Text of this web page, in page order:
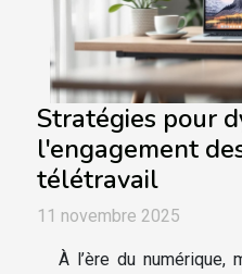
Stratégies pour
l'engagement
télétravail
11 novembre 2025
À l’ère du numérique,